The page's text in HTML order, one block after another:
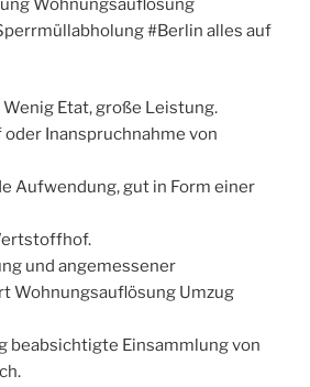
#Berlin alles auf
Etat, große Leistung.
Inanspruchnahme von
Aufwendung, gut in Form einer
und angemessener
Wohnungsauflösung Umzug
beabsichtigte Einsammlung von